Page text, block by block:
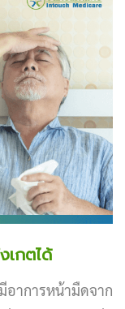
เกตได้
อาการหน้ามืดจาก